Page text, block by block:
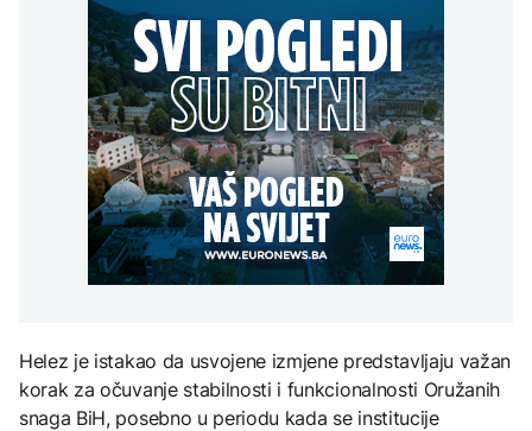
DRUŠTVO
Počela isplata penzija u
RS
Nuklearka Krško
smanjuje proizvodnju
zbog niskog vodostaja i
visokih temperatura
Save
graničnim prelazima u
EU: Koja je svrha EES
sistema ako se isključuje
čim je preopterećen?
BIZNIS
Skočile cijene nafte na
svjetskom tržištu, hoće li
se to odraziti na BiH
djece moraju platiti 942
miliona dolara
KULTURA
Rat i pijesak prijete
drevnim piramidama
Meroe u Sudanu
albumu
Helez je istakao da usvojene izmjene predstavljaju važan
korak za očuvanje stabilnosti i funkcionalnosti Oružanih
snaga BiH, posebno u periodu kada se institucije